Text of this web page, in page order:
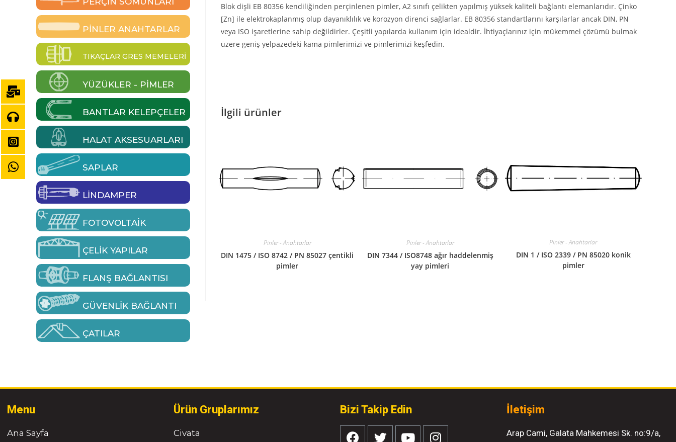
Blok dişli EB 80356 kendiliğinden perçinlenen pimler, A2 sınıfı çelikten yapılmış yüksek kaliteli bağlantı elemanlarıdır. Çinko
[Zn] ile elektrokaplanmış olup dayanıklılık ve korozyon direnci sağlarlar. EB 80356 standartlarını karşılarlar ancak DIN, PN
veya ISO işaretlerine sahip değildirler. Çeşitli yapılarda kullanım için idealdir. İhtiyaçlarınız için mükemmel çözümü bulmak
üzere geniş yelpazedeki kama pimlerimizi ve pimlerimizi keşfedin.
İlgili ürünler
Pinler - Anahtarlar
DIN 1475 / ISO 8742 / PN 85027 çentikli
pimler
Pinler - Anahtarlar
DIN 7344 / ISO8748 ağır haddelenmiş
yay pimleri
Pinler - Anahtarlar
DIN 1 / ISO 2339 / PN 85020 konik
pimler
PINLER ANAHTARLAR
TIKAÇLAR GRES MEMELERI
YÜZÜKLER - PIMLER
BANTLAR KELEPÇELER
HALAT AKSESUARLARI
SAPLAR
LINDAMPER
FOTOVOLTAIK
ÇELIK YAPILAR
FLANŞ BAĞLANTISI
GÜVENLIK BAĞLANTI
ÇATILAR
Menu
Ana Sayfa
Ürün Gruplarımız
Civata
Bizi Takip Edin İletişim
Arap Cami, Galata Mahkemesi Sk. no:9/a,